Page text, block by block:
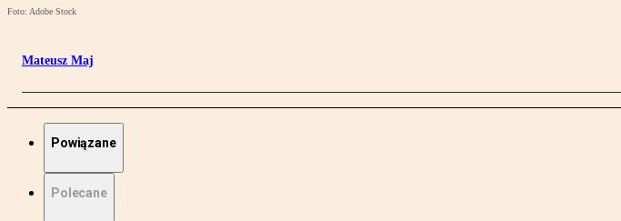
Foto: Adobe Stock
Mateusz Maj
Powiązane
Polecane